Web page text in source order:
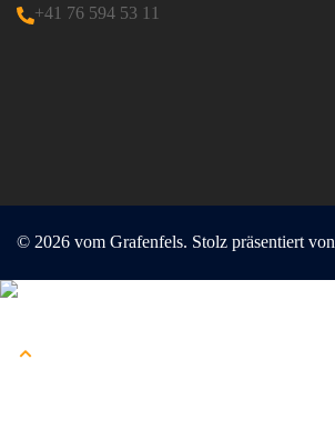
+41 76 594 53 11
© 2026 vom Grafenfels. Stolz präsentiert von
schließen